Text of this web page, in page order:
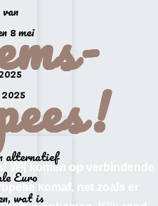
8 mei
alternatief
Euro
wat is
Wij komen op verbindende
komaf, net zoals er